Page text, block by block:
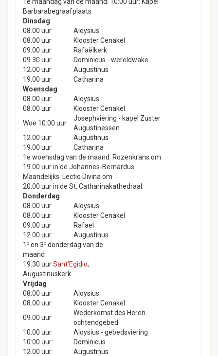
Barbarabegraafplaats
Dinsdag
08.00 uur
Aloysius
08.00 uur
Klooster Cenakel
09.00 uur
Rafaëlkerk
09.30 uur
Dominicus - wereldwake
12.00 uur
Augustinus
19.00 uur
Catharina
Woensdag
08.00 uur
Aloysius
08.00 uur
Klooster Cenakel
Woe 10.00 uur
Josephviering - kapel Zuster
Augustinessen
12.00 uur
Augustinus
19.00 uur
Catharina
1e woensdag van de maand: Rozenkrans om
19.00 uur in de Johannes-Bernardus.
Maandelijks: Lectio Divina om
20.00 uur in de St. Catharinakathedraal.
Donderdag
08.00 uur
Aloysius
08.00 uur
Klooster Cenakel
09.00 uur
Rafael
12.00 uur
Augustinus
1 e en 3e donderdag van de
maand
19.30 uurSant'Egidio,
Augustinuskerk.
Vrijdag
08.00 uur
Aloysius
08.00 uur
Klooster Cenakel
09.00 uur
Wederkomst des Heren
ochtendgebed
10.00 uur
Aloysius - gebedsviering
10:00 uur:
Dominicus
12.00 uur
Augustinus